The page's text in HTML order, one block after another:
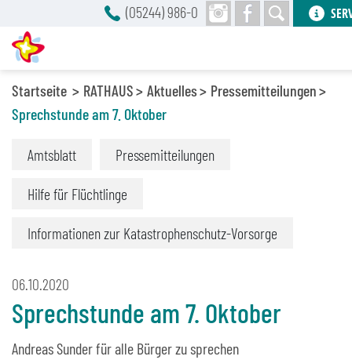
Startseite RATHAUS Aktuelles
Pressemitteilungen
Sprechstunde am 7. Oktober
Amtsblatt Pressemitteilungen
Hilfe für Flüchtlinge
Informationen zur Katastrophenschutz-Vorsorge
06.10.2020
Sprechstunde am 7. Oktober
Andreas Sunder für alle Bürger zu sprechen
(05244) 986-0